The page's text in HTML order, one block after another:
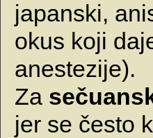
japanski,
okus koji
anestezije).
Za
jer se često